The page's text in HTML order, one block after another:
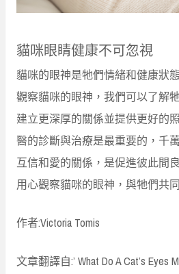
貓咪眼睛健康不可忽視
貓咪的眼神是牠們情緒和健康狀
觀察貓咪的眼神，我們可以了解
建立更深厚的關係並提供更好的
醫的診斷與治療是最重要的，千
互信和愛的關係，是促進彼此間
用心觀察貓咪的眼神，與牠們共
作者:Victoria Tomis
文章翻譯自:’ What Do A Cat’s Eyes